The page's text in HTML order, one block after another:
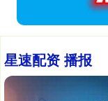
星速配资 播报